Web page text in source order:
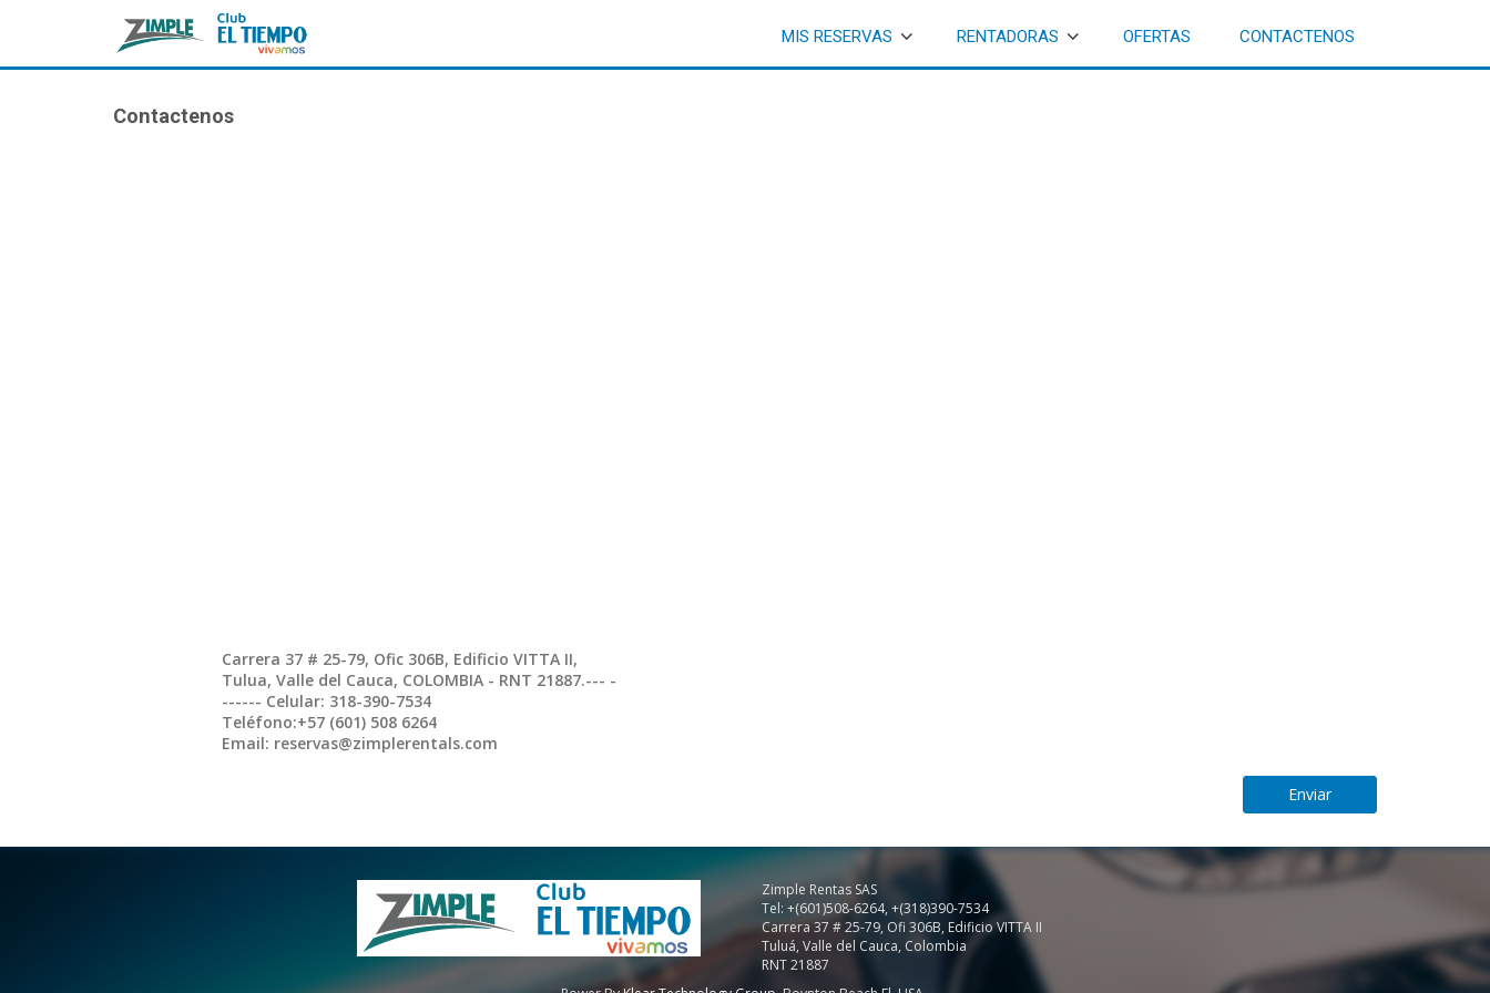
MIS RESERVAS RENTADORAS OFERTAS CONTACTENOS
Contactenos
Carrera 37 # 25-79, Ofic 306B, Edificio VITTA II,
Tulua, Valle del Cauca, COLOMBIA - RNT 21887.--- -
------ Celular: 318-390-7534
Teléfono:+57 (601) 508 6264
Email: reservas@zimplerentals.com
Zimple Rentas SAS
Tel: +(601)508-6264, +(318)390-7534
Carrera 37 # 25-79, Ofi 306B, Edificio VITTA II
Tuluá, Valle del Cauca, Colombia
RNT 21887